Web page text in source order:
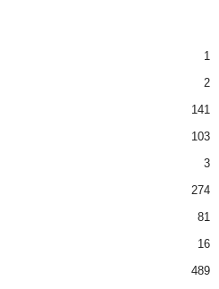
1
2
141
103
3
274
81
16
489